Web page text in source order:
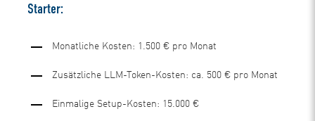
Starter:
Monatliche Kosten: 1.500 € pro Monat
Zusätzliche LLM-Token-Kosten: ca. 500 € pro Monat
Einmalige Setup-Kosten: 15.000 €